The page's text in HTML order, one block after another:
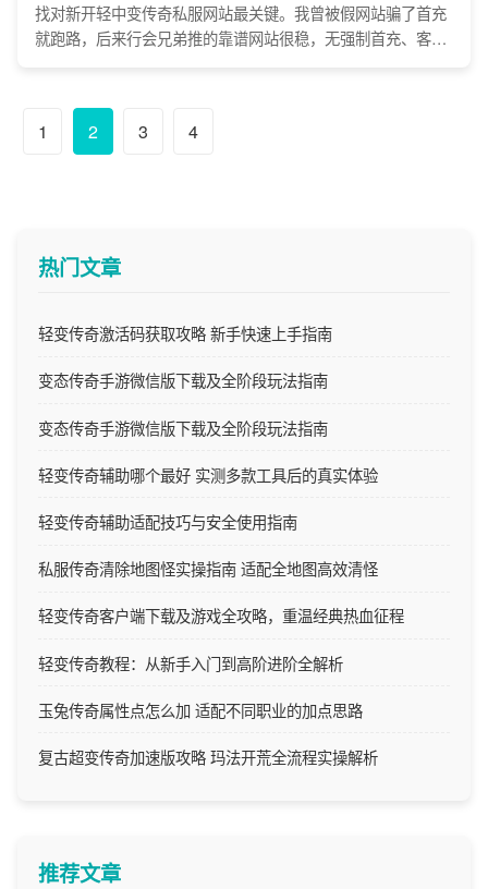
找对新开轻中变传奇私服网站最关键。我曾被假网站骗了首充
就跑路，后来行会兄弟推的靠谱网站很稳，无强制首充、客服
1 2 3 4
热门文章
轻变传奇激活码获取攻略 新手快速上手指南
变态传奇手游微信版下载及全阶段玩法指南
变态传奇手游微信版下载及全阶段玩法指南
轻变传奇辅助哪个最好 实测多款工具后的真实体验
轻变传奇辅助适配技巧与安全使用指南
私服传奇清除地图怪实操指南 适配全地图高效清怪
轻变传奇客户端下载及游戏全攻略，重温经典热血征程
轻变传奇教程：从新手入门到高阶进阶全解析
玉兔传奇属性点怎么加 适配不同职业的加点思路
复古超变传奇加速版攻略 玛法开荒全流程实操解析
推荐文章